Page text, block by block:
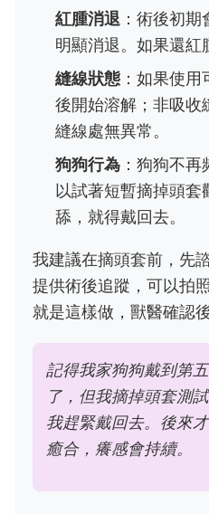
紅腫消退 ：術後初
明顯消退。如果還紅
縫線狀態 ：如果使
後開始溶解；非吸收
縫線處無異常。
狗狗行為 ：狗狗不
以試著短暫摘掉頭
舔，就得戴回去。
我建議在摘頭套前，先
提供術後追蹤，可以拍
就是這樣做，獸醫確認
記得我家狗狗戴到第
了，但我摘掉頭套測
我趕緊戴回去。後來
癒合，癢感會持續。